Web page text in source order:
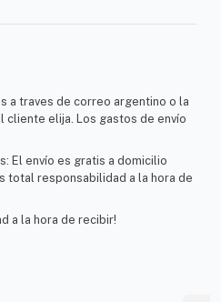
a traves de correo argentino o la
elija. Los gastos de envío
El envío es gratis a domicilio
total responsabilidad a la hora de
a la hora de recibir!